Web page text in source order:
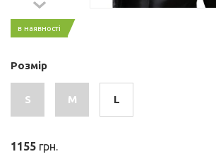
в наявності
Розмір
S M L
1155 грн.